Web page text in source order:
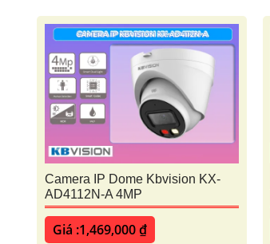
Camera IP Dome Kbvision KX-
AD4112N-A 4MP
Giá :1,469,000 ₫